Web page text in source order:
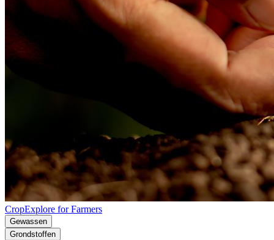
CropExplore for Farmers
Gewassen
Grondstoffen